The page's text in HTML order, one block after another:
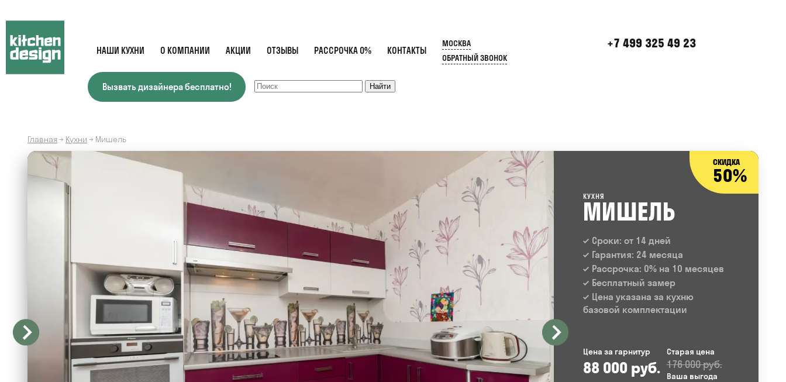
НАШИ КУХНИ О КОМПАНИИ АКЦИИ ОТЗЫВЫ РАССРОЧКА 0% КОНТАКТЫ
+7 499 325 49 23
Вызвать дизайнера бесплатно!
МОСКВА
ОБРАТНЫЙ ЗВОНОК
Главная→ Кухни → Мишель
СКИДКА
50%
КУХНЯ
МИШЕЛЬ
Сроки: от 14 дней
Гарантия: 24 месяца
Рассрочка: 0% на 10 месяцев
Бесплатный замер
Цена указана за кухню
базовой комплектации
Цена за гарнитур
88 000 руб.
Старая цена
176 000 руб.
Ваша выгода